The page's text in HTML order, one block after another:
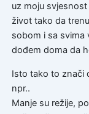
uz moju
život tako da
sobom i sa svima
dođem doma da
Isto tako to znači
npr..
Manje su režije,